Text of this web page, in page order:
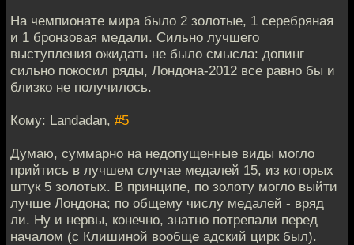
На чемпионате мира было 2 золотые, 1 серебряная
и 1 бронзовая медали. Сильно лучшего
выступления ожидать не было смысла: допинг
сильно покосил ряды, Лондона-2012 все равно бы и
близко не получилось.
Кому: Landadan, #5
Думаю, суммарно на недопущенные виды могло
прийтись в лучшем случае медалей 15, из которых
штук 5 золотых. В принципе, по золоту могло выйти
лучше Лондона; по общему числу медалей - вряд
ли. Ну и нервы, конечно, знатно потрепали перед
началом (с Клишиной вообще адский цирк был).